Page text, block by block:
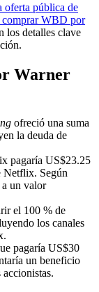
oferta pública de
comprar WBD por
los detalles clave
Warner
ofreció una suma
la deuda de
pagaría US$23.25
Netflix. Según
a un valor
el 100 % de
los canales
pagaría US$30
un beneficio